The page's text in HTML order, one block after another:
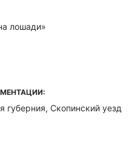
лошади»
губерния, Скопинский уезд